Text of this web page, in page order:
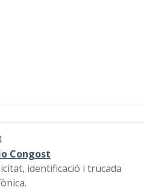
Congost
identificació i trucada